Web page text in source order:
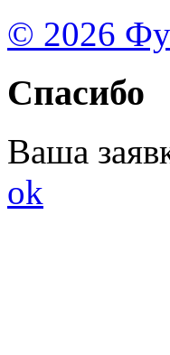
© 2026
Спасибо
Ваша
ok